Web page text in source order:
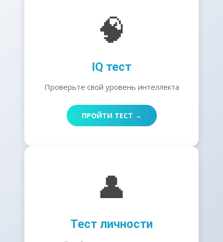
🧠
IQ тест
Проверьте свой уровень интеллекта
ПРОЙТИ ТЕСТ →
👤
Тест личности